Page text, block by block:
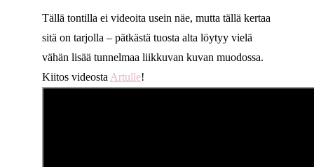
Tällä tontilla ei videoita usein näe, mutta tällä kertaa
sitä on tarjolla – pätkästä tuosta alta löytyy vielä
vähän lisää tunnelmaa liikkuvan kuvan muodossa.
Kiitos videosta Artulle!